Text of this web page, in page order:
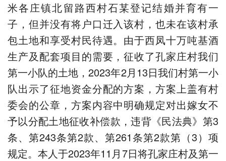
米各庄镇北留路西村石某登记结婚并育有一
子，但并没有将户口迁入该村，也未在该村承
包土地和享受村民待遇。由于西凤十万吨基酒
生产及配套项目的需要，征收了孔家庄村我们
第一小队的土地，2023年2月13日我们村第一小
队出示了征地资金分配的方案，方案上盖有村
委会的公章，方案内容中明确规定对出嫁女不
予以分配土地征收补偿款，违背《民法典》第3
条、第243条第2款、第261条第2款第（3）项
规定。本人于2023年11月7日将孔家庄村及第一